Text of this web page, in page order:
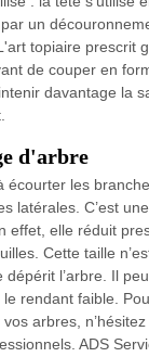
un
topiaire prescrit
de couper en
davantage la
d'arbre
écourter les
latérales. C’est
effet, elle réduit
Cette taille
l’arbre. Il
rendant faible.
arbres,
ADS